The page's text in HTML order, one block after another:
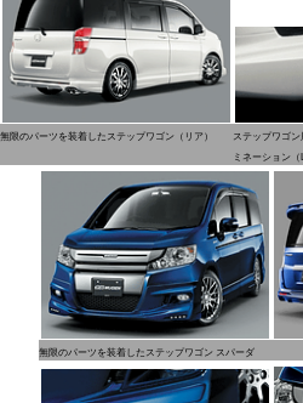
無限のパーツを装着したステップワゴン（リア）
ステップワゴ
ミネーション
無限のパーツを装着したステップワゴン スパーダ